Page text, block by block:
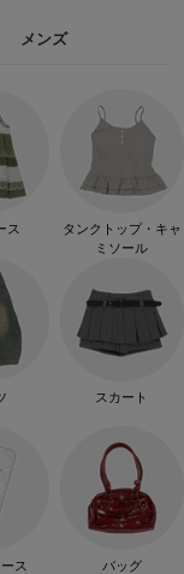
メンズ
ス
タンクトップ・キャ
ミソール
スカート
ス バッグ